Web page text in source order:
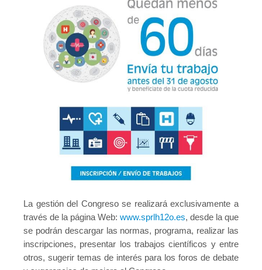
La gestión del Congreso se realizará exclusivamente a
través de la página Web: www.sprlh12o.es, desde la que
se podrán descargar las normas, programa, realizar las
inscripciones, presentar los trabajos científicos y entre
otros, sugerir temas de interés para los foros de debate